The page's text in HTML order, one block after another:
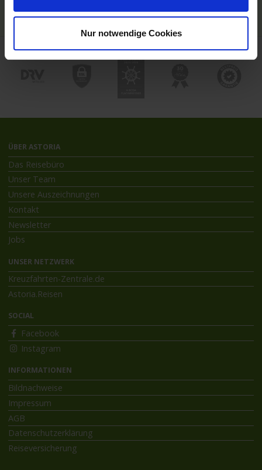
Nur notwendige Cookies
Kreuzfahrthäfen
ÜBER ASTORIA
Das Reisebüro
Unser Team
Unsere Auszeichnungen
Kontakt
Newsletter
Jobs
UNSER NETZWERK
Kreuzfahrten-Zentrale.de
Astoria.Reisen
SOCIAL
Facebook
Instagram
INFORMATIONEN
Bildnachweise
Impressum
AGB
Datenschutzerklärung
Reiseversicherung